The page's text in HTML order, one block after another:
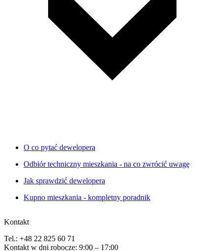
O co pytać dewelopera
Odbiór techniczny mieszkania - na co zwrócić uwagę
Jak sprawdzić dewelopera
Kupno mieszkania - kompletny poradnik
Kontakt
Tel.: +48 22 825 60 71
Kontakt w dni robocze: 9:00 – 17:00